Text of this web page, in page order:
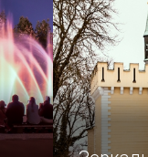
из серых